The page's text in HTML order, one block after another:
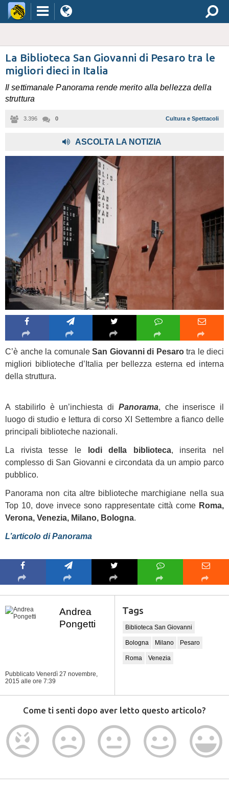
La Biblioteca San Giovanni di Pesaro tra le
migliori dieci in Italia
Il settimanale Panorama rende merito alla bellezza della
struttura
3.396 0 Cultura e Spettacoli
ASCOLTA LA NOTIZIA
C’è anche la comunaleSan Giovanni di Pesarotra le dieci
migliori biblioteche d’Italia per bellezza esterna ed interna
della struttura.
A stabilirlo è un’inchiesta di Panorama, che inserisce il
luogo di studio e lettura di corso XI Settembre a fianco delle
principali biblioteche nazionali.
La rivista tesse le lodi della biblioteca, inserita nel
complesso di San Giovanni e circondata da un ampio parco
pubblico.
Panorama non cita altre biblioteche marchigiane nella sua
Top 10, dove invece sono rappresentate città come Roma,
Verona, Venezia, Milano, Bologna.
L’articolo di Panorama
Andrea
Pongetti
Pubblicato Venerdì 27 novembre,
2015 alle ore 7:39
Tags
Biblioteca San Giovanni
Bologna Milano Pesaro
Roma Venezia
Come ti senti dopo aver letto questo articolo?